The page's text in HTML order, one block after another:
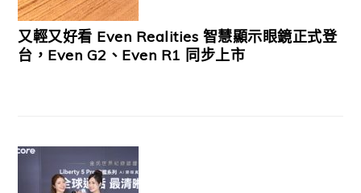
又輕又好看 Even Realities 智慧顯示眼鏡正式登
台，Even G2、Even R1 同步上市